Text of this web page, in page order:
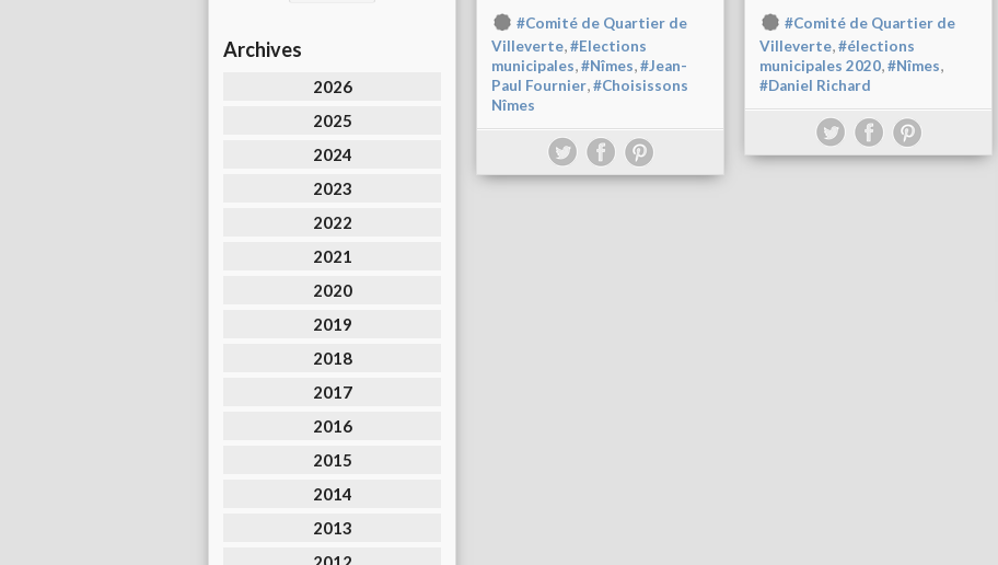
Archives
2026
2025
2024
2023
2022
2021
2020
2019
2018
2017
2016
2015
2014
2013
#Comité de Quartier de
Villeverte,#Elections
municipales,#Nîmes,#Jean-
Paul Fournier,#Choisissons
Nîmes
#Comité de Quartier de
Villeverte,#élections
municipales 2020,#Nîmes,
#Daniel Richard